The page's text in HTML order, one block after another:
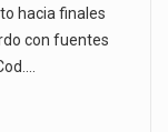
hacia finales
con fuentes